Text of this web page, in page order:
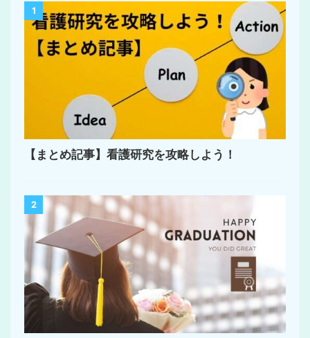
1
【まとめ記事】看護研究を攻略しよう！
2